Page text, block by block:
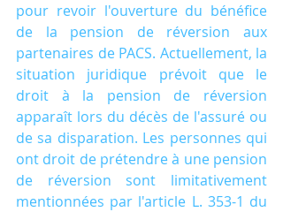
pour revoir l'ouverture du bénéfice
de la pension de réversion aux
partenaires de PACS. Actuellement, la
situation juridique prévoit que le
droit à la pension de réversion
apparaît lors du décès de l'assuré ou
de sa disparation. Les personnes qui
ont droit de prétendre à une pension
de réversion sont limitativement
mentionnées par l'article L. 353-1 du